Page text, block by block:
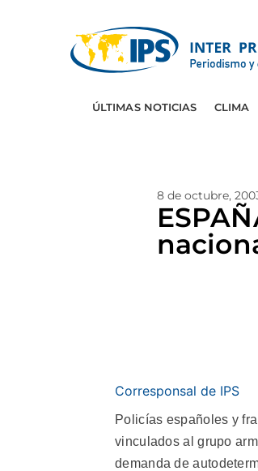
ÚLTIMAS NOTICIAS CLIMA
8 de octubre,
Corresponsal de IPS
Policías españoles y
vinculados al grupo
demanda de